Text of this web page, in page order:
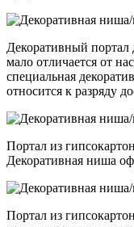
Декоративный
мало отличается от
специальная
относится к разряду
Портал из
Декоративная ниша
Портал из